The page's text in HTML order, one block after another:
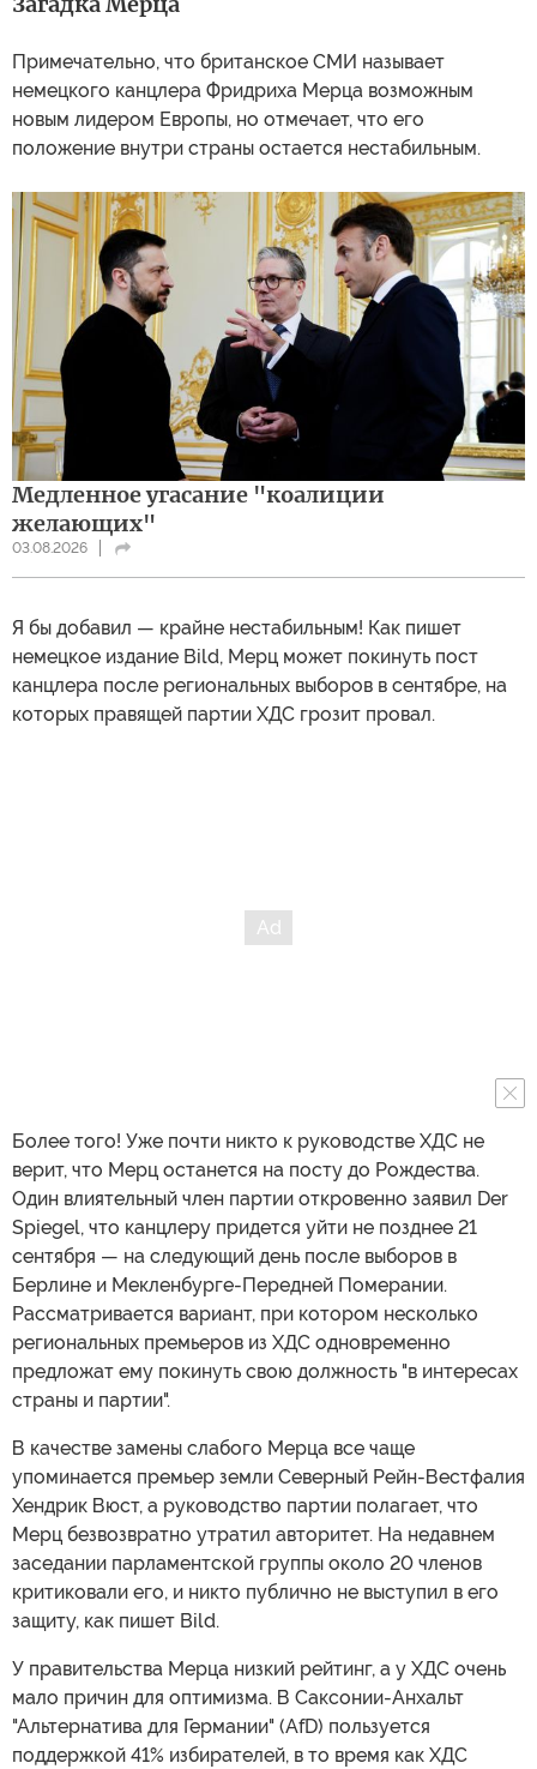
Примечательно, что британское СМИ называет
немецкого канцлера Фридриха Мерца возможным
новым лидером Европы, но отмечает, что его
положение внутри страны остается нестабильным.
Медленное угасание "коалиции
желающих"
03.08.2026
Я бы добавил — крайне нестабильным! Как пишет
немецкое издание Bild, Мерц может покинуть пост
канцлера после региональных выборов в сентябре, на
которых правящей партии ХДС грозит провал.
Более того! Уже почти никто к руководстве ХДС не
верит, что Мерц останется на посту до Рождества.
Один влиятельный член партии откровенно заявил Der
Spiegel, что канцлеру придется уйти не позднее 21
сентября — на следующий день после выборов в
Берлине и Мекленбурге-Передней Померании.
Рассматривается вариант, при котором несколько
региональных премьеров из ХДС одновременно
предложат ему покинуть свою должность "в интересах
страны и партии".
В качестве замены слабого Мерца все чаще
упоминается премьер земли Северный Рейн-Вестфалия
Хендрик Вюст, а руководство партии полагает, что
Мерц безвозвратно утратил авторитет. На недавнем
заседании парламентской группы около 20 членов
критиковали его, и никто публично не выступил в его
защиту, как пишет Bild.
У правительства Мерца низкий рейтинг, а у ХДС очень
мало причин для оптимизма. В Саксонии-Анхальт
"Альтернатива для Германии" (AfD) пользуется
поддержкой 41% избирателей, в то время как ХДС